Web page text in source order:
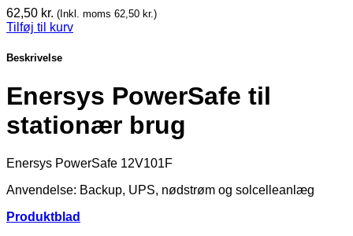
62,50 kr. (Inkl. moms 62,50 kr.)
Tilføj til kurv
Beskrivelse
Enersys PowerSafe til
stationær brug
Enersys PowerSafe 12V101F
Anvendelse: Backup, UPS, nødstrøm og solcelleanlæg
Produktblad